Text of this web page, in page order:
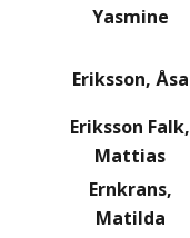
Yasmine
Eriksson, Åsa
Eriksson Falk,
Mattias
Ernkrans,
Matilda